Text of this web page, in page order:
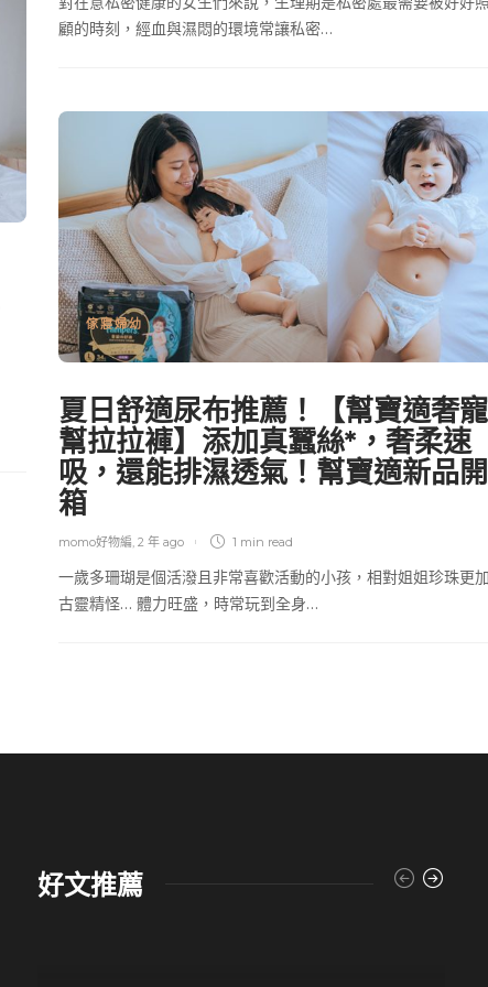
顧的時刻，經血與濕悶的環境常讓私密…
傢寢婦幼
夏日舒適尿布推薦！【幫寶適奢寵
幫拉拉褲】添加真蠶絲*，奢柔速
吸，還能排濕透氣！幫寶適新品開
箱
momo好物編 2 年 ago 1 min read
一歲多珊瑚是個活潑且非常喜歡活動的小孩，相對姐姐珍珠更
古靈精怪… 體力旺盛，時常玩到全身…
好文推薦